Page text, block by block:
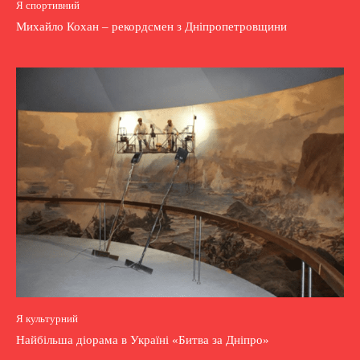
Я спортивний
Михайло Кохан – рекордсмен з Дніпропетровщини
Я культурний
Найбільша діорама в Україні «Битва за Дніпро»